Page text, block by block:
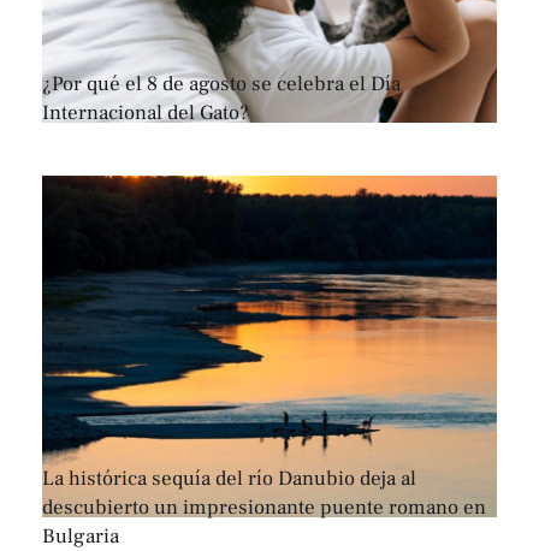
¿Por qué el 8 de agosto se celebra el Día
Internacional del Gato?
La histórica sequía del río Danubio deja al
descubierto un impresionante puente romano en
Bulgaria